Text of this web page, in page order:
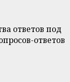
ответов под
ответов